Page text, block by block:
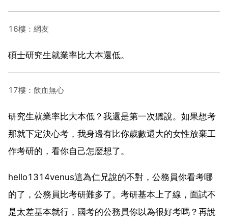
16樓：網友
碩士研究生就業率比大本還低。
17樓：飲血無心
研究生就業率比大本低？我還是第一次聽說。如果想考
那就下定決心考，我身邊有比你歲數還大的女性放棄工
作考研的，看你自己怎麼想了。
hello1314venus這為仁兄說的不對，公務員你看考哪
的了，公務員比考研難多了。考研基本上了線，面試不
是太差基本就行，國考的公務員你以為很好考嗎？再說